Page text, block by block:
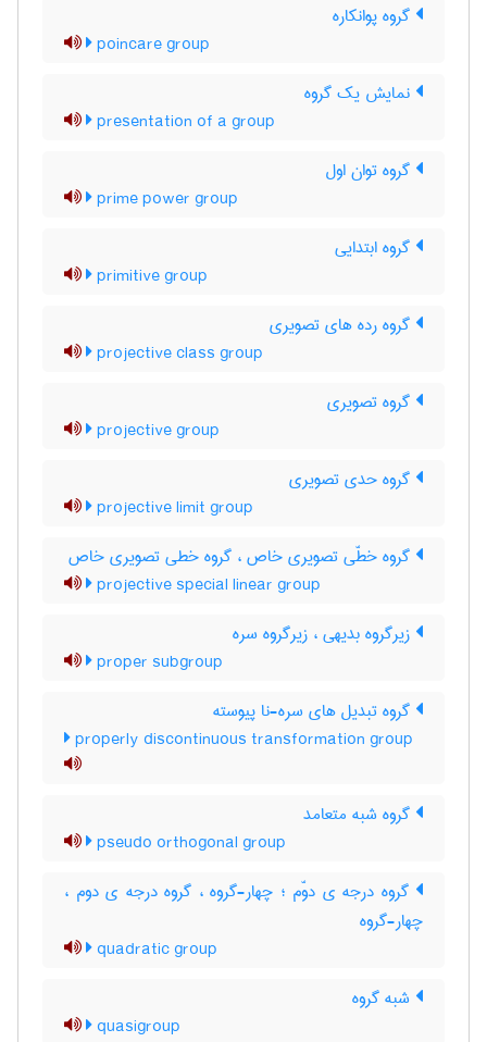
گروه پوانکاره
poincare group
نمایش یک گروه
presentation of a group
گروه توان اول
prime power group
گروه ابتدایی
primitive group
گروه رده های تصویری
projective class group
گروه تصویری
projective group
گروه حدی تصویری
projective limit group
گروه خطّی تصویری خاص ، گروه خطی تصویری خاص
projective special linear group
زیرگروه بدیهی ، زیرگروه سره
proper subgroup
گروه تبدیل های سره-نا پیوسته
properly discontinuous transformation group
گروه شبه متعامد
pseudo orthogonal group
گروه درجه ی دوّم ؛ چهار-گروه ، گروه درجه ی دوم ،
چهار-گروه
quadratic group
شبه گروه
quasigroup